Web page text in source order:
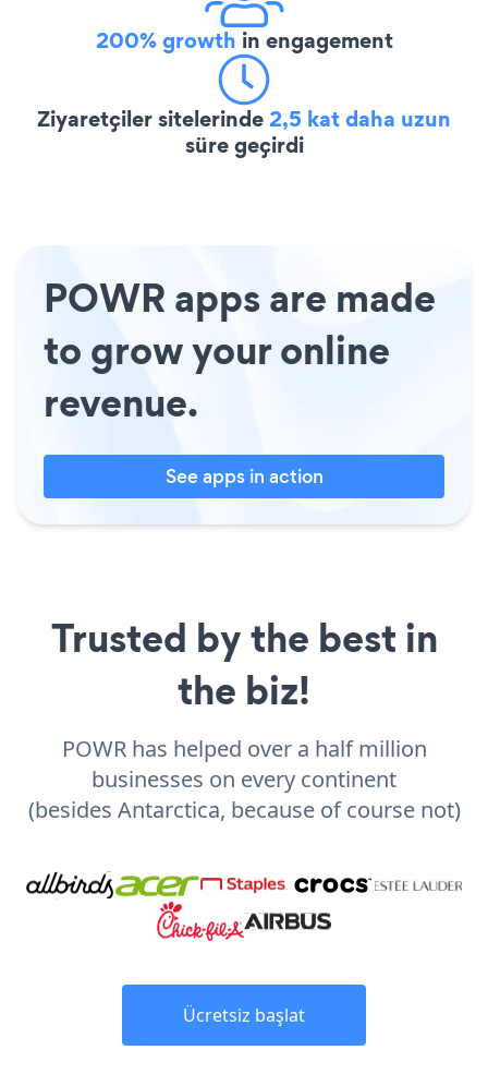
200% growth in engagement
Ziyaretçiler sitelerinde2,5 kat daha uzun
süre geçirdi
POWR apps are made
to grow your online
revenue.
See apps in action
Trusted by the best in
the biz!
POWR has helped over a half million
businesses on every continent
(besides Antarctica, because of course not)
Ücretsiz başlat